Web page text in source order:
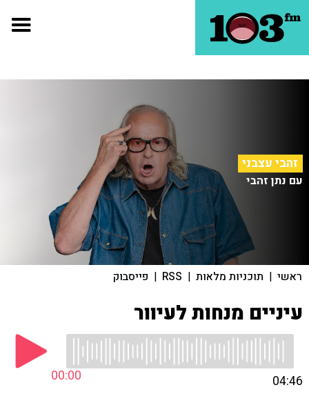
זהבי עצבני
עם נתן זהבי
ראשי | תוכניות מלאות |
RSS
| פייסבוק
עיניים מנחות לעיוור
00:00 04:46